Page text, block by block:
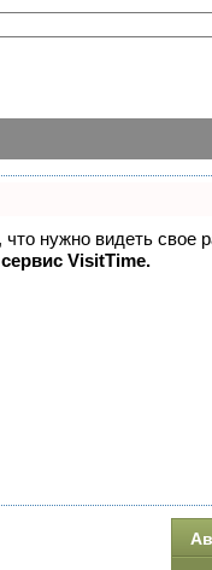
нужно видеть свое
сервис VisitTime.